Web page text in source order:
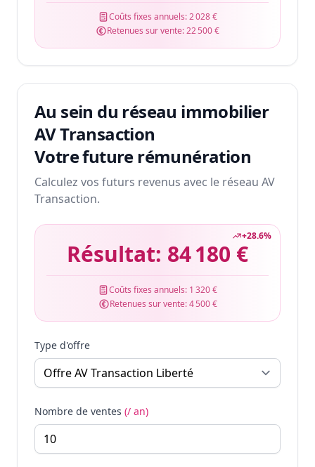
Coûts fixes annuels:2 028 €
Retenues sur vente:22 500 €
Au sein du réseau immobilier
AV Transaction
Votre future rémunération
Calculez vos futurs revenus avec le réseau AV
Transaction.
+28.6%
Résultat: 84 180 €
Coûts fixes annuels: 1 320 €
Retenues sur vente:4 500 €
Type d'offre
Nombre de ventes (/ an)